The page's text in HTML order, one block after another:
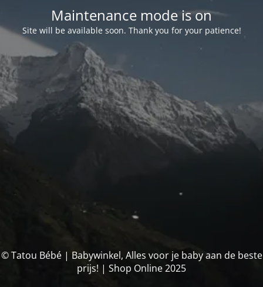
Maintenance mode is on
Site will be available soon. Thank you for your patience!
© Tatou Bébé | Babywinkel, Alles voor je baby aan de beste
prijs! | Shop Online 2025